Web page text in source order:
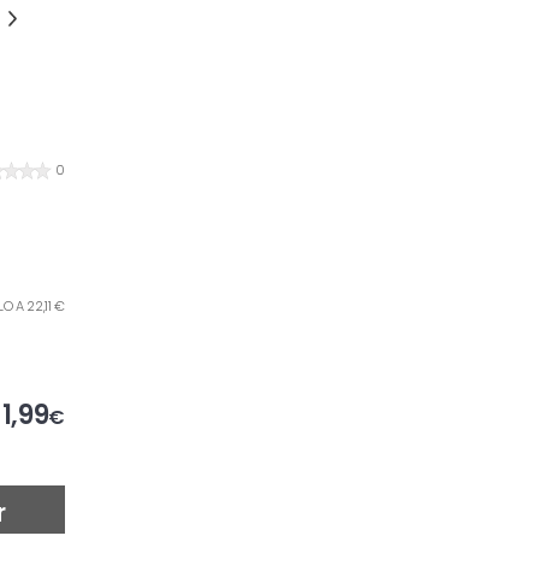
0
A 22,11 €
1,99€